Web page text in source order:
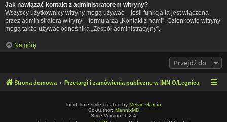
Jak nawiązać kontakt z administratorem witryny?
Wszyscy użytkownicy witryny mogą używać – jeśli funkcja ta jest włączona
przez administratora witryny – formularza „Kontakt z nami”. Członkowie witryny
mogą także używać odnośnika „Zespół administracyjny”.
Na górę
Przejdź do
Strona domowa Przetargi i zamówienia publiczne w IMN O/Legnica
lucid_lime style created by Melvin García
Co-Author: MannixMD
Style Version: 1.2.4